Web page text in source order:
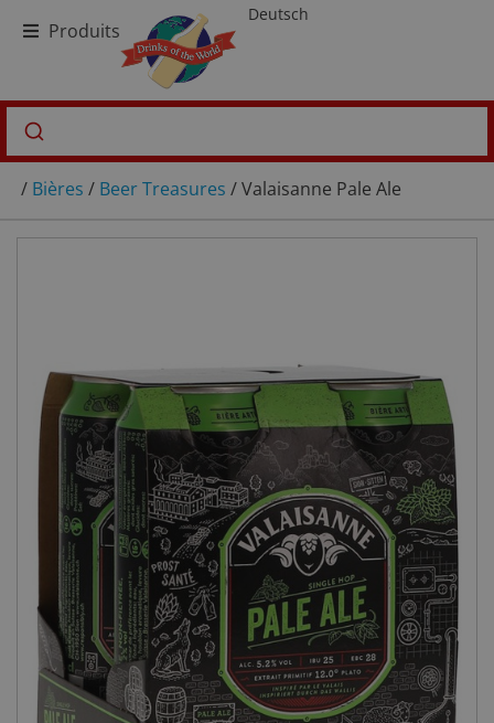
Produits
Deutsch
/ Bières / Beer Treasures / Valaisanne Pale Ale